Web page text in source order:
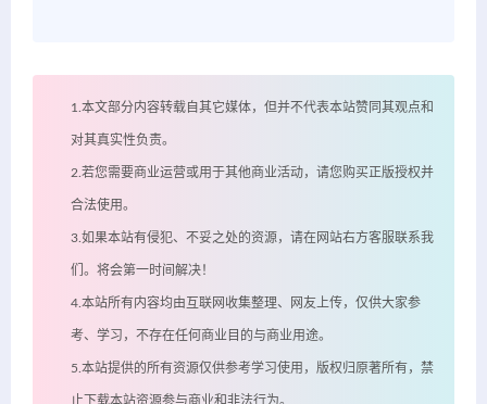
1.本文部分内容转载自其它媒体，但并不代表本站赞同其观点和
对其真实性负责。
2.若您需要商业运营或用于其他商业活动，请您购买正版授权并
合法使用。
3.如果本站有侵犯、不妥之处的资源，请在网站右方客服联系我
们。将会第一时间解决！
4.本站所有内容均由互联网收集整理、网友上传，仅供大家参
考、学习，不存在任何商业目的与商业用途。
5.本站提供的所有资源仅供参考学习使用，版权归原著所有，禁
止下载本站资源参与商业和非法行为。